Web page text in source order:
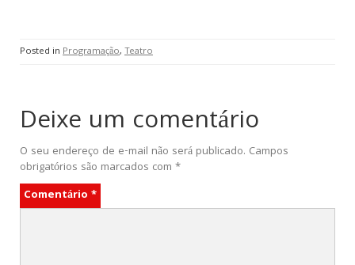
Posted in Programação, Teatro
Deixe um comentário
O seu endereço de e-mail não será publicado. Campos
obrigatórios são marcados com *
Comentário *